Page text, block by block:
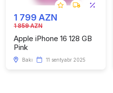
1 799 AZN
1 859 AZN
Apple iPhone 16 128 GB
Pink
Bakı 11 sentyabr 2025